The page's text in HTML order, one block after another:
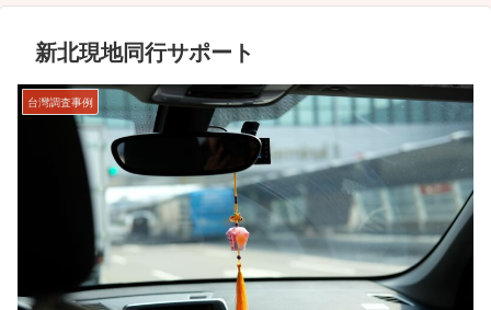
新北現地同行サポート
台灣調査事例